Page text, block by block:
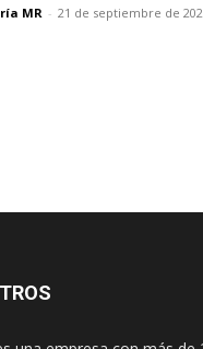
MR - 21 de septiembre de